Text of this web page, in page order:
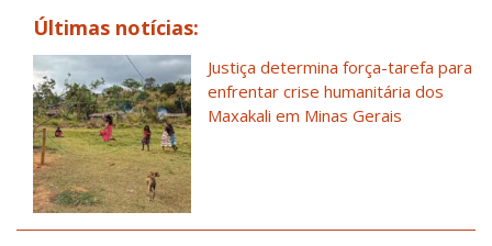
Últimas notícias:
Justiça determina força-tarefa para
enfrentar crise humanitária dos
Maxakali em Minas Gerais